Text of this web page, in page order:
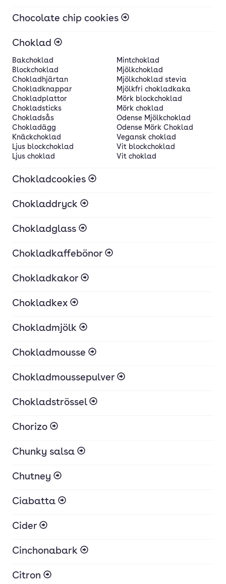
Chocolate chip cookies
Choklad
Bakchoklad
Blockchoklad
Chokladhjärtan
Chokladknappar
Chokladplattor
Chokladsticks
Chokladsås
Chokladägg
Knäckchoklad
Ljus blockchoklad
Ljus choklad
Mintchoklad
Mjölkchoklad
Mjölkchoklad stevia
Mjölkfri chokladkaka
Mörk blockchoklad
Mörk choklad
Odense Mjölkchoklad
Odense Mörk Choklad
Vegansk choklad
Vit blockchoklad
Vit choklad
Chokladcookies
Chokladdryck
Chokladglass
Chokladkaffebönor
Chokladkakor
Chokladkex
Chokladmjölk
Chokladmousse
Chokladmoussepulver
Chokladströssel
Chorizo
Chunky salsa
Chutney
Ciabatta
Cider
Cinchonabark
Citron